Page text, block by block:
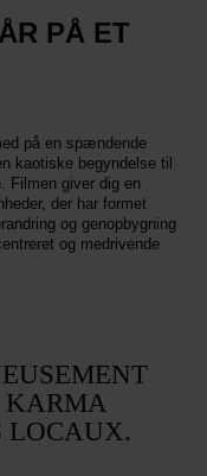
ÅR PÅ ET
på en spændende
kaotiske begyndelse til
Filmen giver dig en
der har formet
og genopbygning
og medrivende
KARMA
LOCAUX.